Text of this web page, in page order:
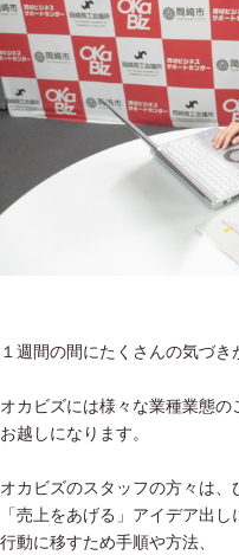
１週間の間にたくさんの気づき
オカビズには様々な業種業態の
お越しになります。
オカビズのスタッフの方々は、
「売上をあげる」アイデア出し
行動に移すため手順や方法、